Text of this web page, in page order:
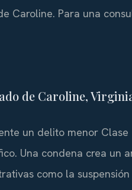
Caroline. Para una
de Caroline,
un delito menor
Una condena crea un
como la